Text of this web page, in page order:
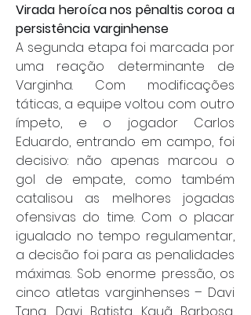
Virada heroíca nos pênaltis coroa a
persistência varginhense
A segunda etapa foi marcada por
uma reação determinante de
Varginha. Com modificações
táticas, a equipe voltou com outro
ímpeto, e o jogador Carlos
Eduardo, entrando em campo, foi
decisivo: não apenas marcou o
gol de empate, como também
catalisou as melhores jogadas
ofensivas do time. Com o placar
igualado no tempo regulamentar,
a decisão foi para as penalidades
máximas. Sob enorme pressão, os
cinco atletas varginhenses – Davi